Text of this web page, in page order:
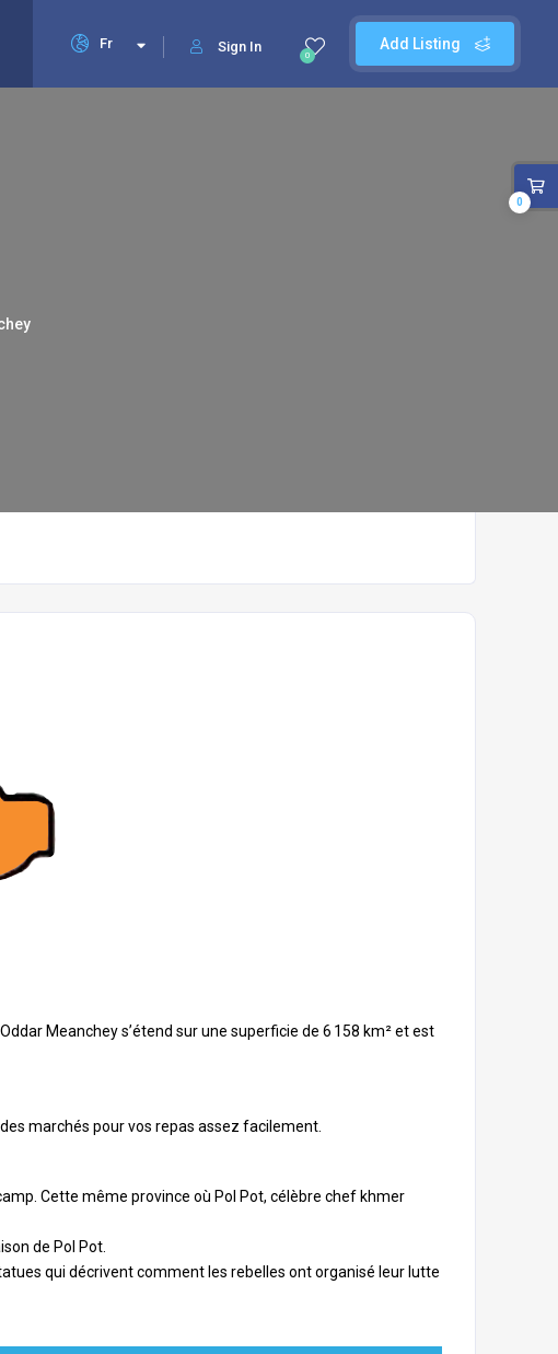
Add Listing
0
Sign In
Fr
Meanchey s’étend sur une superficie de 6 158 km² et est
marchés pour vos repas assez facilement.
Cette même province où Pol Pot, célèbre chef khmer
de Pol Pot.
qui décrivent comment les rebelles ont organisé leur lutte
0